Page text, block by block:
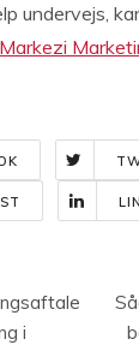
undervejs,
Markezi
i